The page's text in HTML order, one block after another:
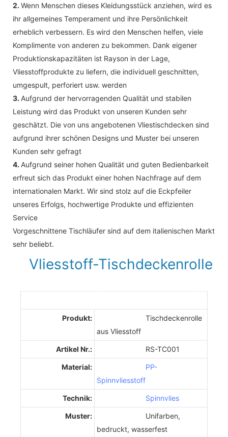
2. Wenn Menschen dieses Kleidungsstück anziehen, wird es
ihr allgemeines Temperament und ihre Persönlichkeit
erheblich verbessern. Es wird den Menschen helfen, viele
Komplimente von anderen zu bekommen. Dank eigener
Produktionskapazitäten ist Rayson in der Lage,
Vliesstoffprodukte zu liefern, die individuell geschnitten,
umgespult, perforiert usw. werden
3. Aufgrund der hervorragenden Qualität und stabilen
Leistung wird das Produkt von unseren Kunden sehr
geschätzt. Die von uns angebotenen Vliestischdecken sind
aufgrund ihrer schönen Designs und Muster bei unseren
Kunden sehr gefragt
4. Aufgrund seiner hohen Qualität und guten Bedienbarkeit
erfreut sich das Produkt einer hohen Nachfrage auf dem
internationalen Markt. Wir sind stolz auf die Eckpfeiler
unseres Erfolgs, hochwertige Produkte und effizienten
Service
Vorgeschnittene Tischläufer sind auf dem italienischen Markt
sehr beliebt.
Vliesstoff-Tischdeckenrolle
Produkt:
Tischdeckenrolle
aus Vliesstoff
Artikel Nr.: RS-TC001
Material:
PP-
Spinnvliesstoff
Technik: Spinnvlies
Muster:
Unifarben,
bedruckt, wasserfest